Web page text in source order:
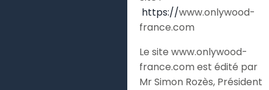
https://www.onlywood-
france.com
Le site www.onlywood-
france.com est édité par
Mr Simon Rozès, Président